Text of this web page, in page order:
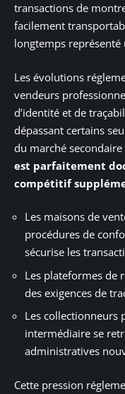
transactions de
facilement
longtemps
Les évolutions
vendeurs
d’identité et de
dépassant certains
du marché secondaire
est parfaitement
compétitif
Les maisons de
procédures de
sécurise les
Les plateformes de
des exigences de
Les collectionneurs
intermédiaire se
administratives
Cette pression